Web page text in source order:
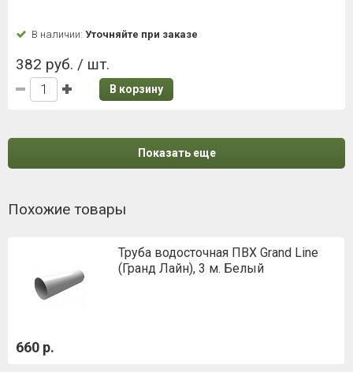
В наличии: Уточняйте при заказе
382 руб. / шт.
В корзину
Показать еще
Похожие товары
Труба водосточная ПВХ Grand Line
(Гранд Лайн), 3 м. Белый
660 р.